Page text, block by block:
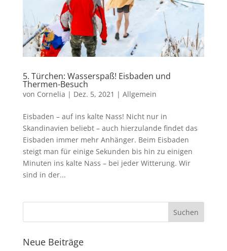
5. Türchen: Wasserspaß! Eisbaden und
Thermen-Besuch
von Cornelia | Dez. 5, 2021 | Allgemein
Eisbaden – auf ins kalte Nass! Nicht nur in
Skandinavien beliebt – auch hierzulande findet das
Eisbaden immer mehr Anhänger. Beim Eisbaden
steigt man für einige Sekunden bis hin zu einigen
Minuten ins kalte Nass – bei jeder Witterung. Wir
sind in der...
Neue Beiträge